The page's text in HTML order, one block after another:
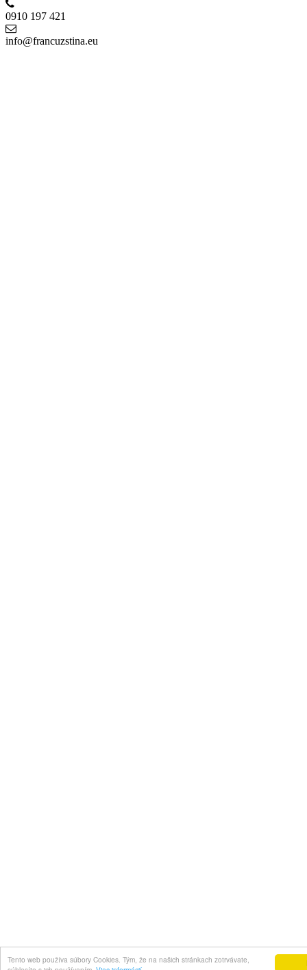
Tento web používa súbory Cookies. Tým, že na našich stránkach zotrvávate,
0910 197 421
info@francuzstina.eu